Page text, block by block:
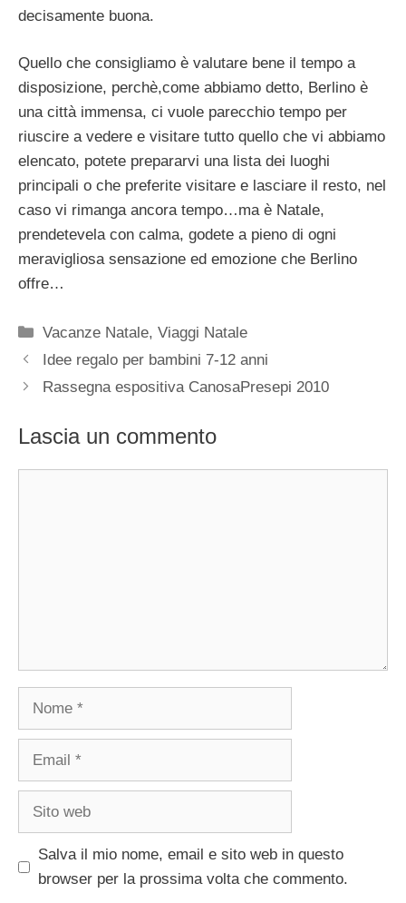
decisamente buona.
Quello che consigliamo è valutare bene il tempo a
disposizione, perchè,come abbiamo detto, Berlino è
una città immensa, ci vuole parecchio tempo per
riuscire a vedere e visitare tutto quello che vi abbiamo
elencato, potete prepararvi una lista dei luoghi
principali o che preferite visitare e lasciare il resto, nel
caso vi rimanga ancora tempo…ma è Natale,
prendetevela con calma, godete a pieno di ogni
meravigliosa sensazione ed emozione che Berlino
offre…
Categorie
Vacanze Natale,Viaggi Natale
Idee regalo per bambini 7-12 anni
Rassegna espositiva CanosaPresepi 2010
Lascia un commento
Nome
Email
Sito
Salva il mio nome, email e sito web in questo
browser per la prossima volta che commento.